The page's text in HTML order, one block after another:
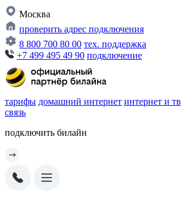
Москва
проверить адрес подключения
8 800 700 80 00 тех. поддержка
+7 499 495 49 90 подключение
тарифы домашний интернет интернет и тв
связь
подключить билайн